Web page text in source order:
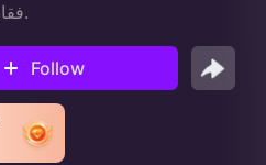
فقابله بالذكريات.
Follow